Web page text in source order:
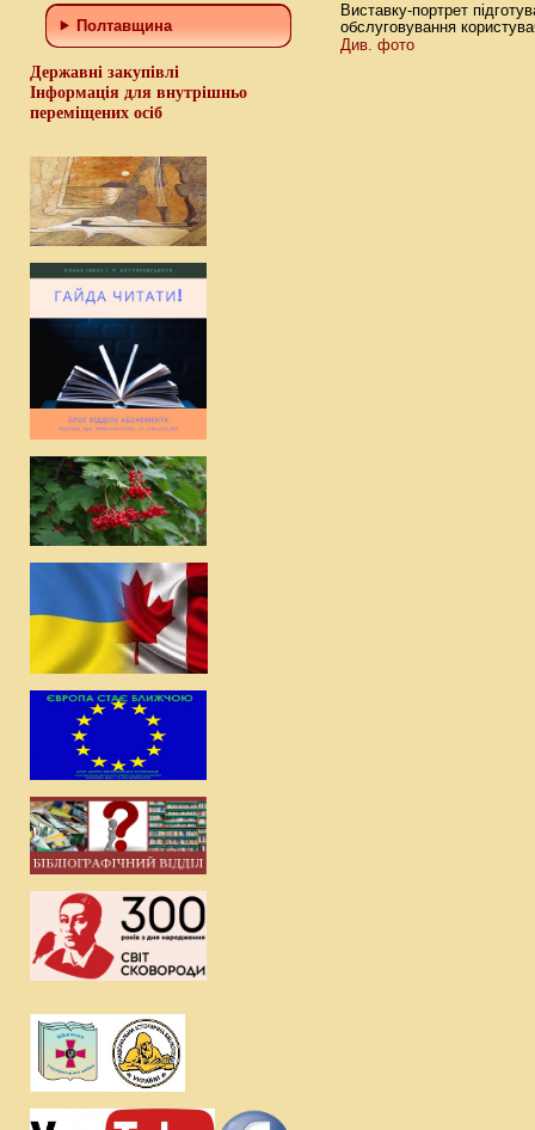
Полтавщина
Державні закупівлі
Інформація для внутрішньо
переміщених осіб
Виставку-портрет
обслуговування
Див. фото